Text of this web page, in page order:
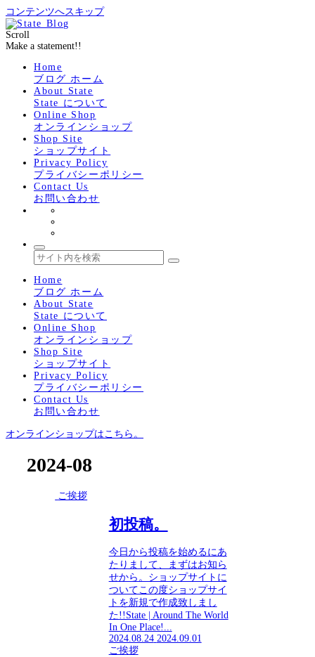
コンテンツへスキップ
Scroll
Make a statement!!
Home
ブログ ホーム
About State
State について
Online Shop
オンラインショップ
Shop Site
ショップサイト
Privacy Policy
プライバシーポリシー
Contact Us
お問い合わせ
Home
ブログ ホーム
About State
State について
Online Shop
オンラインショップ
Shop Site
ショップサイト
Privacy Policy
プライバシーポリシー
Contact Us
お問い合わせ
オンラインショップはこちら。
2024-08
ご挨拶
初投稿。
今日から投稿を始めるにあ
たりまして、まずはお知ら
せから。ショップサイトに
ついてこの度ショップサイ
トを新規で作成致しまし
た!!State | Around The World
In One Place!...
2024.08.24 2024.09.01
ご挨拶